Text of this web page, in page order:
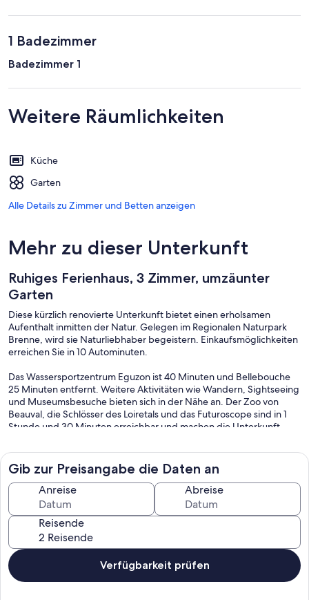
1 Badezimmer
Badezimmer 1
Weitere Räumlichkeiten
Küche
Garten
Alle Details zu Zimmer und Betten anzeigen
Mehr zu dieser Unterkunft
Ruhiges Ferienhaus, 3 Zimmer, umzäunter
Garten
Diese kürzlich renovierte Unterkunft bietet einen erholsamen
Aufenthalt inmitten der Natur. Gelegen im Regionalen Naturpark
Brenne, wird sie Naturliebhaber begeistern. Einkaufsmöglichkeiten
erreichen Sie in 10 Autominuten.
Das Wassersportzentrum Eguzon ist 40 Minuten und Bellebouche
25 Minuten entfernt. Weitere Aktivitäten wie Wandern, Sightseeing
und Museumsbesuche bieten sich in der Nähe an. Der Zoo von
Beauval, die Schlösser des Loiretals und das Futuroscope sind in 1
Stunde und 30 Minuten erreichbar und machen die Unterkunft
Kulturerlebnisse. Das Gîte Le Serpentout ist ein freistehendes,
ebenerdiges Haus in ruhiger Lage mit einem umzäunten,
bewaldeten Garten – ideal für Familienurlaube.
Der Wohnbereich umfasst eine offene Küche, einen Essbereich und
ein gemütliches Wohnzimmer mit Kaminofen und einem Schlafsofa
(auf Anfrage bei den Eigentümern erhältlich). Die Küche ist
funktional und bestens für Ihren Aufenthalt ausgestattet.
Die Unterkunft verfügt über drei Schlafzimmer: zwei mit
Doppelbetten (140 x 190 cm) und eines mit zwei Einzelbetten (80 x
Gib zur Preisangabe die Daten an
Anreise Abreise
Reisende
Verfügbarkeit prüfen